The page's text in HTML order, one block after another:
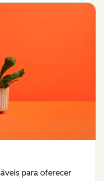
para oferecer